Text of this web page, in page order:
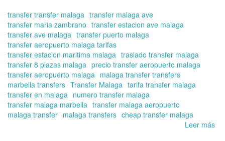
transfer transfer malaga transfer malaga ave
transfer maria zambrano transfer estacion ave malaga
transfer ave malaga transfer puerto malaga
transfer aeropuerto malaga tarifas
transfer estacion maritima malaga traslado transfer malaga
transfer 8 plazas malaga precio transfer aeropuerto malaga
transfer aeropuerto malaga malaga transfer transfers
marbella transfers Transfer Malaga tarifa transfer malaga
transfer en malaga numero transfer malaga
transfer malaga marbella transfer malaga aeropuerto
malaga transfer malaga transfers cheap transfer malaga
Leer más